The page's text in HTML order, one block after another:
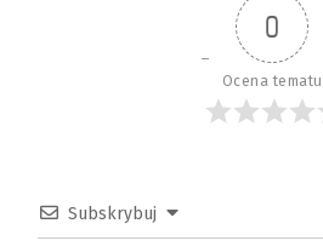
0
Ocena tematu
Subskrybuj